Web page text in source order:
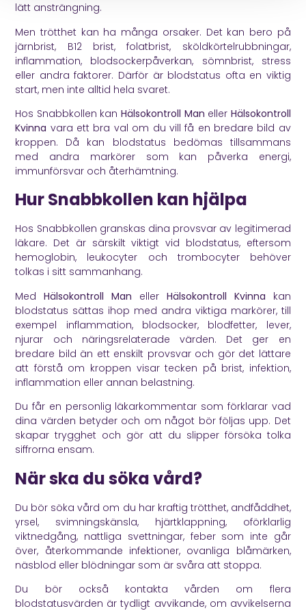
lätt ansträngning.
Men trötthet kan ha många orsaker. Det kan bero på
järnbrist, B12 brist, folatbrist, sköldkörtelrubbningar,
inflammation, blodsockerpåverkan, sömnbrist, stress
eller andra faktorer. Därför är blodstatus ofta en viktig
start, men inte alltid hela svaret.
Hos Snabbkollen kan Hälsokontroll Man eller Hälsokontroll
Kvinna vara ett bra val om du vill få en bredare bild av
kroppen. Då kan blodstatus bedömas tillsammans
med andra markörer som kan påverka energi,
immunförsvar och återhämtning.
Hur Snabbkollen kan hjälpa
Hos Snabbkollen granskas dina provsvar av legitimerad
läkare. Det är särskilt viktigt vid blodstatus, eftersom
hemoglobin, leukocyter och trombocyter behöver
tolkas i sitt sammanhang.
MedHälsokontroll Man eller Hälsokontroll Kvinna kan
blodstatus sättas ihop med andra viktiga markörer, till
exempel inflammation, blodsocker, blodfetter, lever,
njurar och näringsrelaterade värden. Det ger en
bredare bild än ett enskilt provsvar och gör det lättare
att förstå om kroppen visar tecken på brist, infektion,
inflammation eller annan belastning.
Du får en personlig läkarkommentar som förklarar vad
dina värden betyder och om något bör följas upp. Det
skapar trygghet och gör att du slipper försöka tolka
siffrorna ensam.
När ska du söka vård?
Du bör söka vård om du har kraftig trötthet, andfåddhet,
yrsel, svimningskänsla, hjärtklappning, oförklarlig
viktnedgång, nattliga svettningar, feber som inte går
över, återkommande infektioner, ovanliga blåmärken,
näsblod eller blödningar som är svåra att stoppa.
Du bör också kontakta vården om flera
blodstatusvärden är tydligt avvikande, om avvikelserna